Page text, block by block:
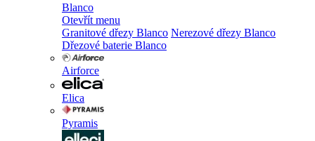
Blanco
Otevřít menu
Granitové dřezy Blanco Nerezové dřezy Blanco
Dřezové baterie Blanco
Airforce
Elica
Pyramis